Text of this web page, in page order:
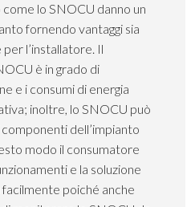
lo SNOCU danno un
fornendo vantaggi sia
l’installatore. Il
è in grado di
e i consumi di energia
inoltre, lo SNOCU può
dell’impianto
modo il consumatore
e la soluzione
poiché anche